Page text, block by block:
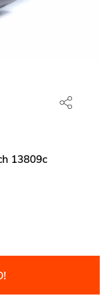
13809c